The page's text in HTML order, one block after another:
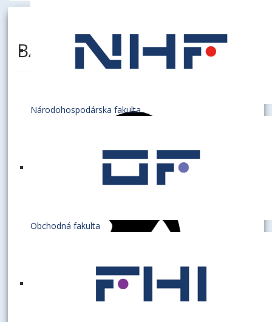
Národohospodárska fakulta
Obchodná fakulta
BAZIUK, Andriana, Ing.